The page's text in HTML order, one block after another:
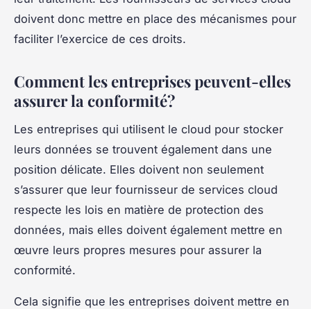
doivent donc mettre en place des mécanismes pour
faciliter l’exercice de ces droits.
Comment les entreprises peuvent-elles
assurer la conformité?
Les entreprises qui utilisent le cloud pour stocker
leurs données se trouvent également dans une
position délicate. Elles doivent non seulement
s’assurer que leur fournisseur de services cloud
respecte les lois en matière de protection des
données, mais elles doivent également mettre en
œuvre leurs propres mesures pour assurer la
conformité.
Cela signifie que les entreprises doivent mettre en